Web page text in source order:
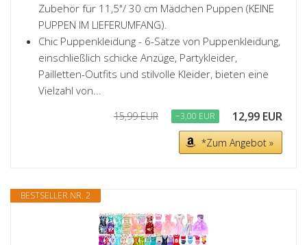
Zubehör für 11,5"/ 30 cm Mädchen Puppen (KEINE
PUPPEN IM LIEFERUMFANG).
Chic Puppenkleidung - 6-Sätze von Puppenkleidung,
einschließlich schicke Anzüge, Partykleider,
Pailletten-Outfits und stilvolle Kleider, bieten eine
Vielzahl von...
15,99 EUR −3,00 EUR 12,99 EUR
*Zum Angebot »
BESTSELLER NR. 2